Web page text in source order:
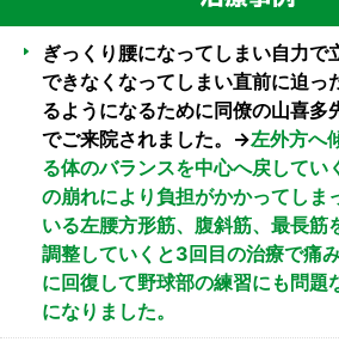
ぎっくり腰になってしまい自力で
できなくなってしまい直前に迫っ
るようになるために同僚の山喜多
でご来院されました。→左外方へ
る体のバランスを中心へ戻してい
の崩れにより負担がかかってしま
いる左腰方形筋、腹斜筋、最長筋
調整していくと3回目の治療で痛
に回復して野球部の練習にも問題
になりました。